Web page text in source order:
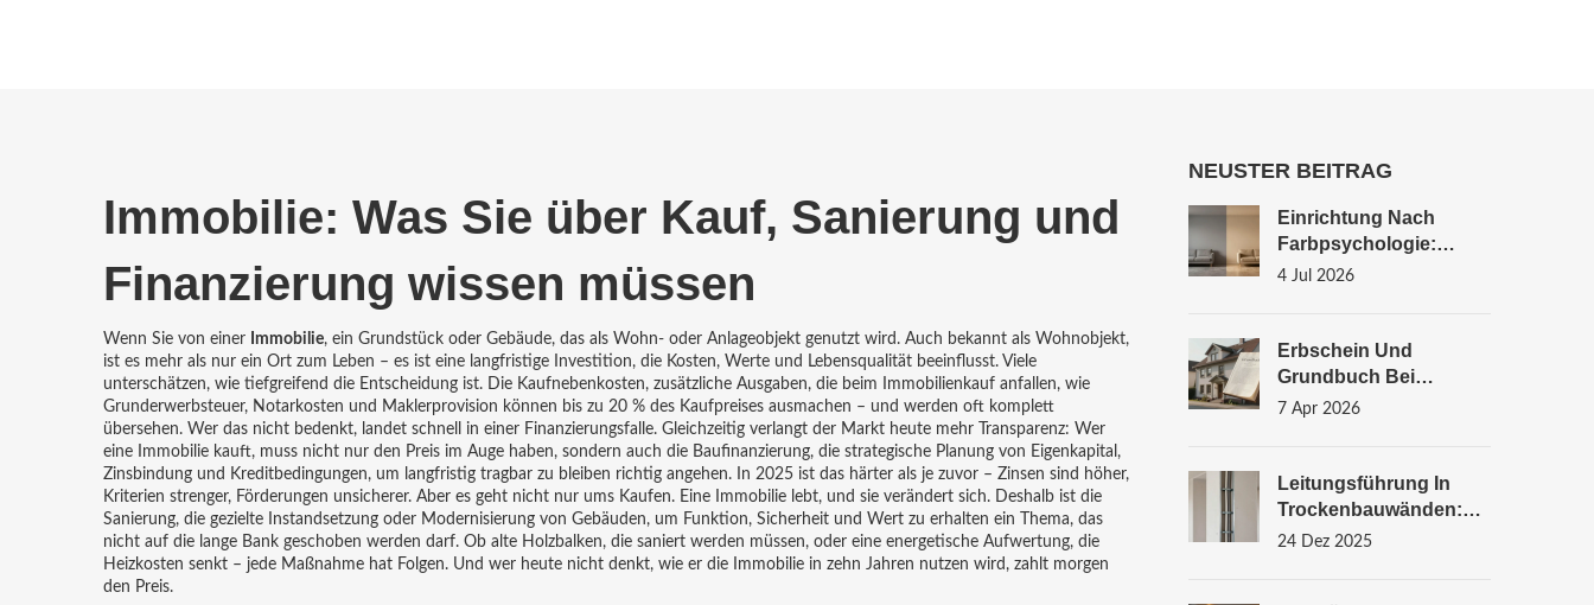
Immobilie: Was Sie über Kauf, Sanierung und
Finanzierung wissen müssen
Wenn Sie von einer Immobilie, ein Grundstück oder Gebäude, das als Wohn- oder Anlageobjekt genutzt wird . Auch bekannt als Wohnobjekt,
ist es mehr als nur ein Ort zum Leben – es ist eine langfristige Investition, die Kosten, Werte und Lebensqualität beeinflusst. Viele
unterschätzen, wie tiefgreifend die Entscheidung ist. Die Kaufnebenkosten, zusätzliche Ausgaben, die beim Immobilienkauf anfallen, wie
Grunderwerbsteuer, Notarkosten und Maklerprovision können bis zu 20 % des Kaufpreises ausmachen – und werden oft komplett
übersehen. Wer das nicht bedenkt, landet schnell in einer Finanzierungsfalle. Gleichzeitig verlangt der Markt heute mehr Transparenz: Wer
eine Immobilie kauft, muss nicht nur den Preis im Auge haben, sondern auch die Baufinanzierung, die strategische Planung von Eigenkapital,
Zinsbindung und Kreditbedingungen, um langfristig tragbar zu bleiben richtig angehen. In 2025 ist das härter als je zuvor – Zinsen sind höher,
Kriterien strenger, Förderungen unsicherer. Aber es geht nicht nur ums Kaufen. Eine Immobilie lebt, und sie verändert sich. Deshalb ist die
Sanierung, die gezielte Instandsetzung oder Modernisierung von Gebäuden, um Funktion, Sicherheit und Wert zu erhalten ein Thema, das
nicht auf die lange Bank geschoben werden darf. Ob alte Holzbalken, die saniert werden müssen, oder eine energetische Aufwertung, die
Heizkosten senkt – jede Maßnahme hat Folgen. Und wer heute nicht denkt, wie er die Immobilie in zehn Jahren nutzen wird, zahlt morgen
den Preis.
NEUSTER BEITRAG
Einrichtung Nach
Farbpsychologie:
Wirkung Von Farben In
4 Jul 2026
Erbschein Und
Grundbuch Bei
Immobilien: So
7 Apr 2026
Leitungsführung In
Trockenbauwänden:
Die Richtige Planung
24 Dez 2025